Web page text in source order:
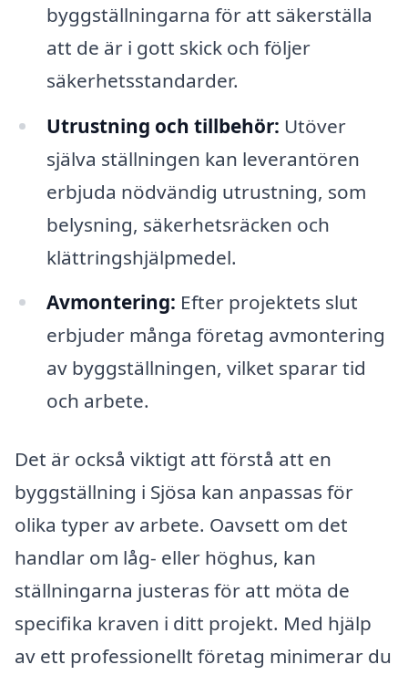
byggställningarna för att säkerställa
att de är i gott skick och följer
säkerhetsstandarder.
Utrustning och tillbehör: Utöver
själva ställningen kan leverantören
erbjuda nödvändig utrustning, som
belysning, säkerhetsräcken och
klättringshjälpmedel.
Avmontering: Efter projektets slut
erbjuder många företag avmontering
av byggställningen, vilket sparar tid
och arbete.
Det är också viktigt att förstå att en
byggställning i Sjösa kan anpassas för
olika typer av arbete. Oavsett om det
handlar om låg- eller höghus, kan
ställningarna justeras för att möta de
specifika kraven i ditt projekt. Med hjälp
av ett professionellt företag minimerar du